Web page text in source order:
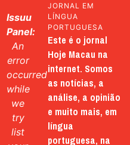
Issuu
Panel:
An
error
occurred
while
we
try
list
JORNAL EM
LÍNGUA
PORTUGUESA
Este é o jornal
Hoje Macau na
internet. Somos
as notícias, a
análise, a opinião
e muito mais, em
língua
portuguesa, na